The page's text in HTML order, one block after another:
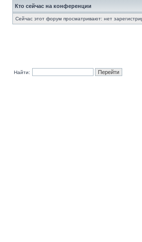
Кто сейчас на конференции
Сейчас этот форум просматривают: нет
Найти: